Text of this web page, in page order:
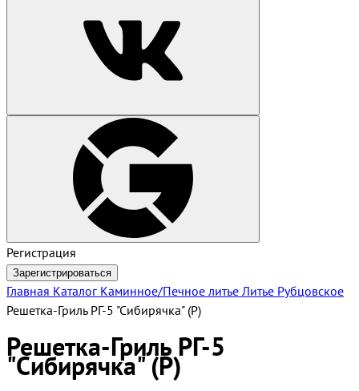
Регистрация
Зарегистрироваться
Главная Каталог Каминное/Печное литье Литье Рубцовское
Решетка-Гриль РГ-5 "Сибирячка" (Р)
Решетка-Гриль РГ-5
"Сибирячка" (Р)